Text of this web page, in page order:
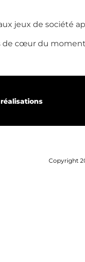
jeux de société
cœur du
réalisations
Copyright